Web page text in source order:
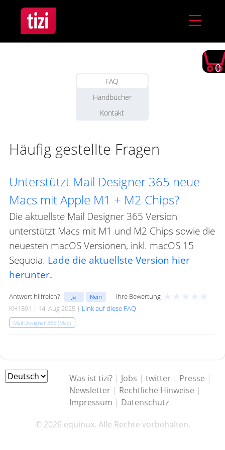
0
FAQ
Handbücher
Kontakt
Häufig gestellte Fragen
Unterstützt Mail Designer 365 neue
Macs mit Apple M1 + M2 Chips?
Die aktuellste Mail Designer 365 Version
unterstützt Macs mit M1 und M2 Chips sowie die
neuesten macOS Versionen, inkl. macOS 15
Sequoia. Lade die aktuellste Version hier
herunter.
Antwort hilfreich? Ja Nein Ihre Bewertung ★ ★ ★ ★ ★
KH1891 | 14. Aug 2025 | Link auf diese FAQ
Mail Designer 365 (Mac)
Was ist tizi? | Jobs |twitter | Presse |
Newsletter | Rechtliche Hinweise |
Impressum | Datenschutz
© 2026 equinux. Alle Rechte vorbehalten.